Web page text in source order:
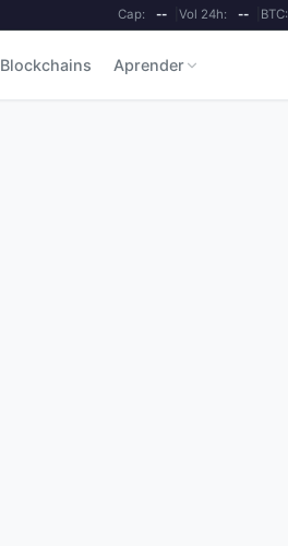
Cap: -- Vol 24h: -- BTC:
Blockchains Aprender